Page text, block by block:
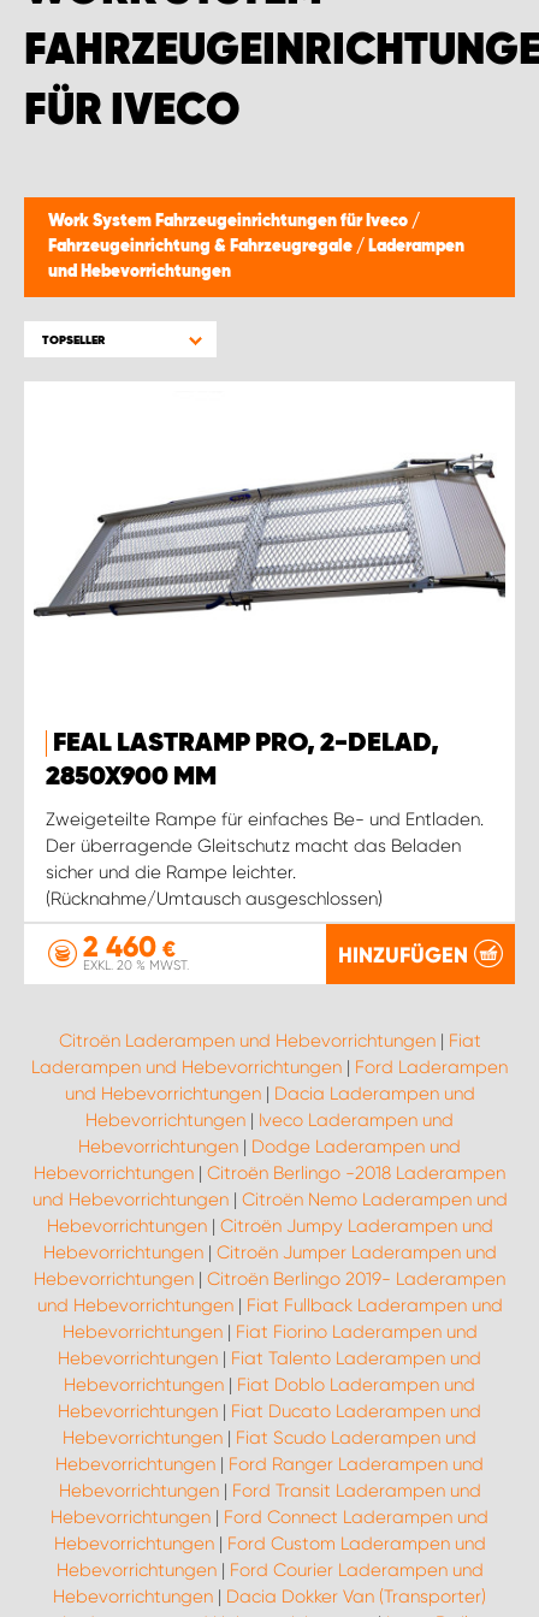
FÜR IVECO
Work System Fahrzeugeinrichtungen für Iveco /
Fahrzeugeinrichtung & Fahrzeugregale / Laderampen
und Hebevorrichtungen
TOPSELLER
FEAL LASTRAMP PRO, 2-DELAD,
2850X900 MM
Zweigeteilte Rampe für einfaches Be- und Entladen.
Der überragende Gleitschutz macht das Beladen
sicher und die Rampe leichter.
(Rücknahme/Umtausch ausgeschlossen)
2 460 €
EXKL. 20 % MWST. HINZUFÜGEN
Citroën Laderampen und Hebevorrichtungen| Fiat
Laderampen und Hebevorrichtungen | Ford Laderampen
und Hebevorrichtungen| Dacia Laderampen und
Hebevorrichtungen | Iveco Laderampen und
Hebevorrichtungen | Dodge Laderampen und
Hebevorrichtungen | Citroën Berlingo -2018 Laderampen
und Hebevorrichtungen| Citroën Nemo Laderampen und
Hebevorrichtungen| Citroën Jumpy Laderampen und
Hebevorrichtungen| Citroën Jumper Laderampen und
Hebevorrichtungen | Citroën Berlingo 2019- Laderampen
und Hebevorrichtungen| Fiat Fullback Laderampen und
Hebevorrichtungen| Fiat Fiorino Laderampen und
Hebevorrichtungen | Fiat Talento Laderampen und
Hebevorrichtungen | Fiat Doblo Laderampen und
Hebevorrichtungen | Fiat Ducato Laderampen und
Hebevorrichtungen | Fiat Scudo Laderampen und
Hebevorrichtungen | Ford Ranger Laderampen und
Hebevorrichtungen| Ford Transit Laderampen und
Hebevorrichtungen | Ford Connect Laderampen und
Hebevorrichtungen| Ford Custom Laderampen und
Hebevorrichtungen| Ford Courier Laderampen und
Hebevorrichtungen | Dacia Dokker Van (Transporter)
MONTAGEPARTNER WIEN 1230